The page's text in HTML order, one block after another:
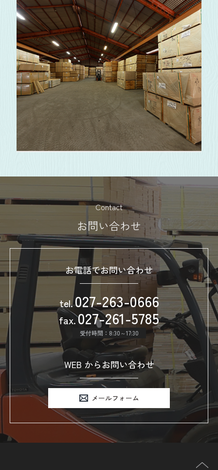
Contact
お問い合わせ
お電話でお問い合わせ
tel.027-263-0666
fax.027-261-5785
受付時間：8:30～17:30
WEB からお問い合わせ
メールフォーム